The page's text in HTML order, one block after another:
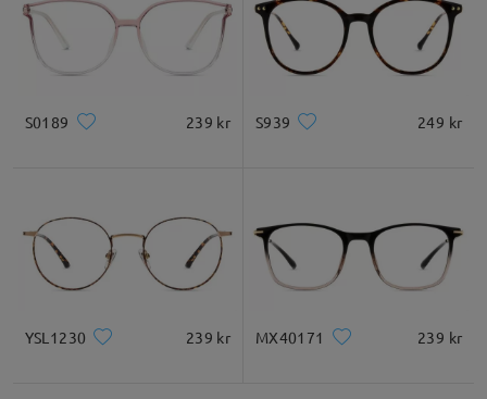
S0189 239 kr S939 249 kr
YSL1230 239 kr MX40171 239 kr